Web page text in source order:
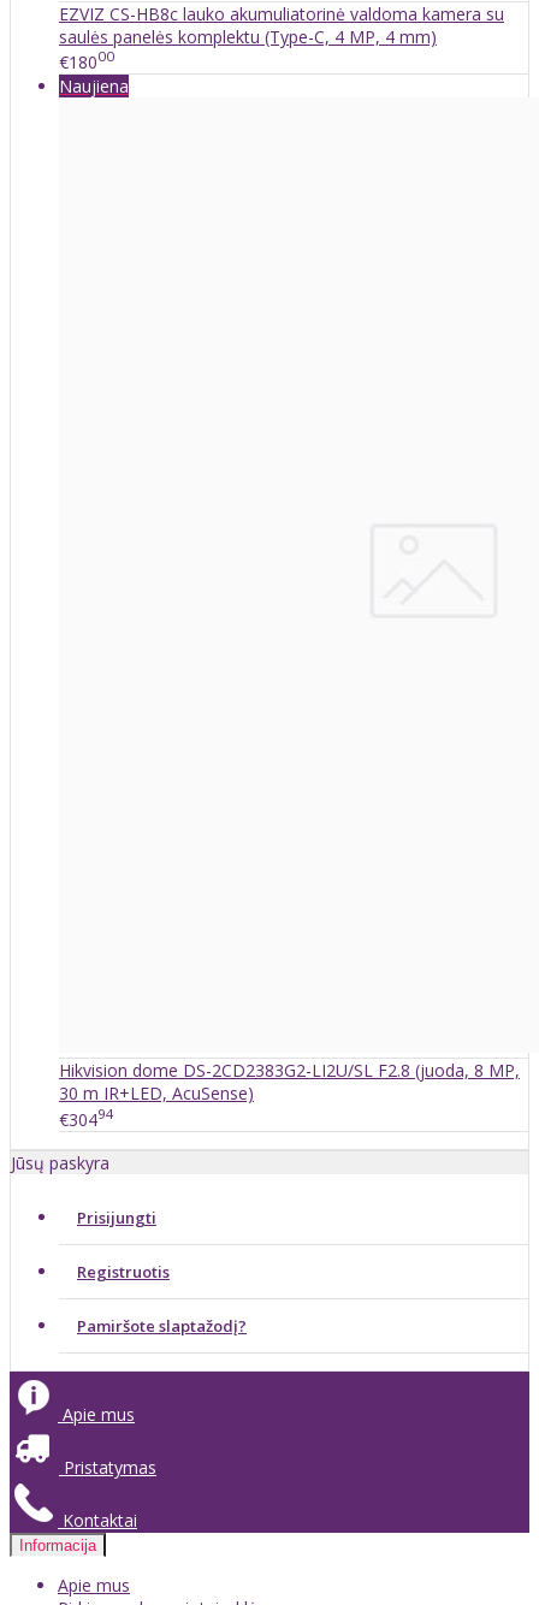
EZVIZ CS-HB8c lauko akumuliatorinė valdoma kamera su
saulės panelės komplektu (Type-C, 4 MP, 4 mm)
€18000
Naujiena
Hikvision dome DS-2CD2383G2-LI2U/SL F2.8 (juoda, 8 MP,
30 m IR+LED, AcuSense)
€30494
Jūsų paskyra
Prisijungti
Registruotis
Pamiršote slaptažodį?
Apie mus
Pristatymas
Kontaktai
Informacija
Apie mus